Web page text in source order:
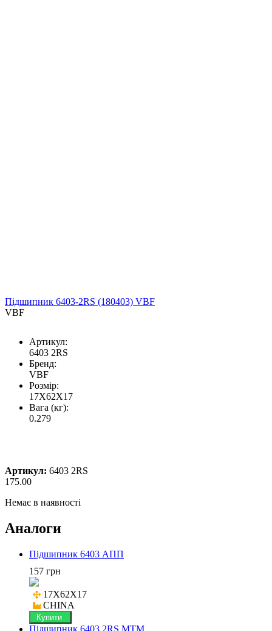
Підшипник 6403-2RS (180403) VBF
VBF
Артикул:
6403 2RS
Бренд:
VBF
Розмір:
17X62X17
Вага (кг):
0.279
Артикул: 6403 2RS
175.00
Немає в наявності
Аналоги
Підшипник 6403 АПП
157 грн
17X62X17
CHINA
Купити
Підшипник 6403 2RS MTM